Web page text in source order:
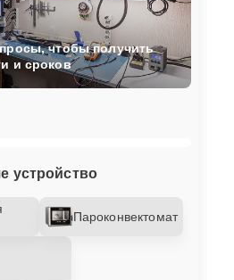
устройство
Пароконвектомат
чтобы получить
и сроков